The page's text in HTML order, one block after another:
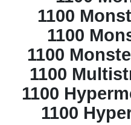
1100
1100
1100
1100
1100
1100